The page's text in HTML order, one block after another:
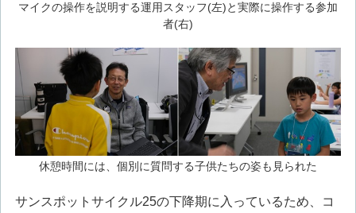
マイクの操作を説明する運用スタッフ(左)と実際に操作する参加
者(右)
休憩時間には、個別に質問する子供たちの姿も見られた
サンスポットサイクル25の下降期に入っているため、コ